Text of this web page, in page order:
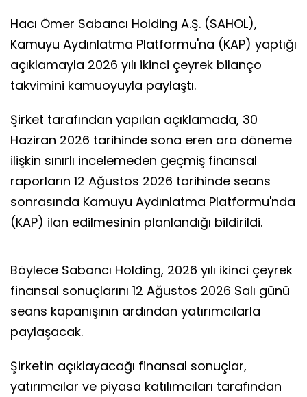
Hacı Ömer Sabancı Holding A.Ş. (SAHOL),
Kamuyu Aydınlatma Platformu'na (KAP) yaptığı
açıklamayla 2026 yılı ikinci çeyrek bilanço
takvimini kamuoyuyla paylaştı.
Şirket tarafından yapılan açıklamada, 30
Haziran 2026 tarihinde sona eren ara döneme
ilişkin sınırlı incelemeden geçmiş finansal
raporların 12 Ağustos 2026 tarihinde seans
sonrasında Kamuyu Aydınlatma Platformu'nda
(KAP) ilan edilmesinin planlandığı bildirildi.
Böylece Sabancı Holding, 2026 yılı ikinci çeyrek
finansal sonuçlarını 12 Ağustos 2026 Salı günü
seans kapanışının ardından yatırımcılarla
paylaşacak.
Şirketin açıklayacağı finansal sonuçlar,
yatırımcılar ve piyasa katılımcıları tarafından